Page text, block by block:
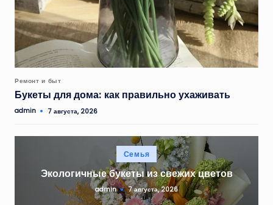
Опубликовано
в
Ремонт и быт
Букеты для дома: как правильно ухаживать
Запись
admin 7 августа, 2026
Опубликовано
в Семья
Экологичные букеты из свежих цветов
Запись
от
admin 7 августа, 2026